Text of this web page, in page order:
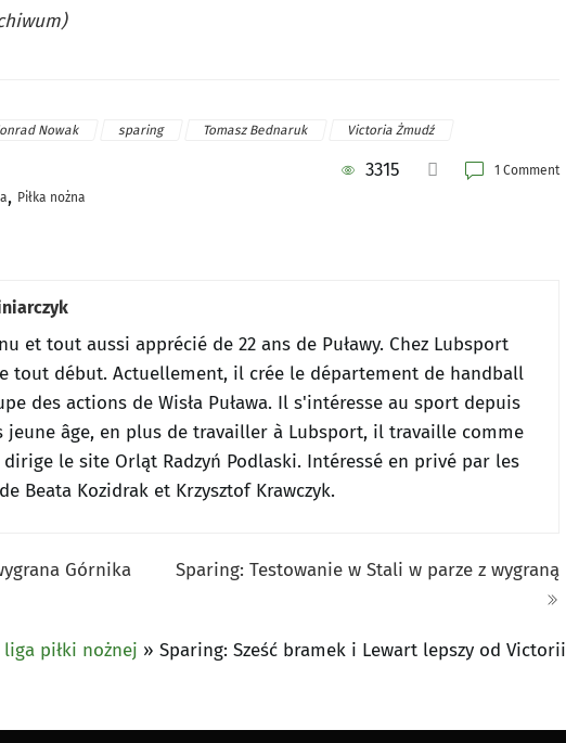
Nowak sparing Tomasz Bednaruk Victoria Żmudź
3315
1 Comment
, Piłka nożna
et tout aussi apprécié de 22 ans de Puławy. Chez Lubsport
tout début. Actuellement, il crée le département de handball
des actions de Wisła Puława. Il s'intéresse au sport depuis
jeune âge, en plus de travailler à Lubsport, il travaille comme
le site Orląt Radzyń Podlaski. Intéressé en privé par les
Beata Kozidrak et Krzysztof Krawczyk.
Górnika Sparing: Testowanie w Stali w parze z wygraną
liga piłki nożnej » Sparing: Sześć bramek i Lewart lepszy od Victorii